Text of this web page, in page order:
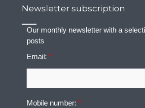
Newsletter subscription
Our monthly newsletter with a
posts
Email:*
Mobile number:*